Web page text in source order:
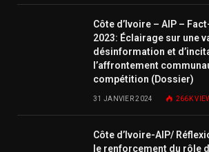
Côte d’Ivoire – AIP –
2023: Éclairage sur une
désinformation et
l’affrontement
compétition (Dossier)
31 JANVIER 2024 266K
Côte d’Ivoire-AIP/
le renforcement du rôle